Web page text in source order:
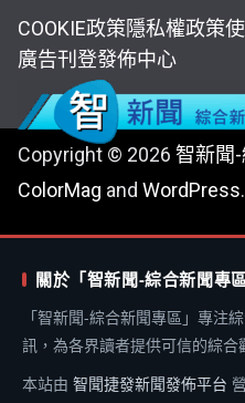
COOKIE政策隱私權政策
廣告刊登發佈中心
Copyright © 2026 智新聞
ColorMag and WordPress.
關於「智新聞-綜合新聞專區
「智新聞-綜合新聞專區」專注
訊，為各界讀者提供可信的綜合
本站由 智聞捷發新聞發佈平台